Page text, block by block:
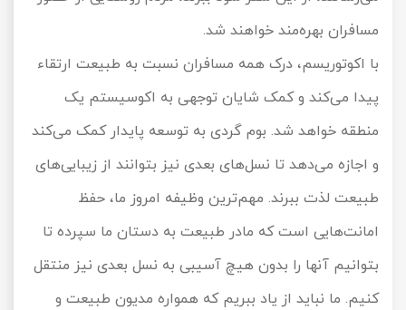
مسافران بهره‎‌‎‌مند خواهند شد.
با اکوتوریسم، درک همه مسافران نسبت به طبیعت ارتقاء
پیدا می‌کند و کمک شایان توجهی به اکوسیستم یک
منطقه خواهد شد. بوم گردی به توسعه پایدار کمک می‌کند
و اجازه می‌دهد تا نسل‌های بعدی نیز بتوانند از زیبایی‌های
طبیعت لذت ببرند. مهم‌ترین وظیفه امروز ما، حفظ
امانت‌هایی است که مادر طبیعت به دستان ما سپرده تا
بتوانیم آنها را بدون هیچ آسیبی به نسل بعدی نیز منتقل
کنیم. ما نباید از یاد ببریم که همواره مدیون طبیعت و